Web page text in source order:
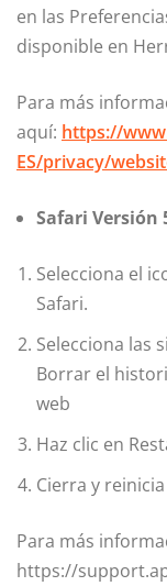
en las
disponible en
Para más
aquí: https://
ES/privacy/
Safari Versión
Selecciona el
Safari.
Selecciona las
Borrar el
web
Haz clic en
Cierra y
Para más
https://